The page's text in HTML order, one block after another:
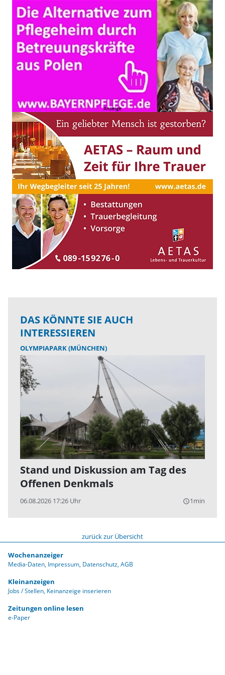
DAS KÖNNTE SIE AUCH
INTERESSIEREN
OLYMPIAPARK (MÜNCHEN)
Stand und Diskussion am Tag des
Offenen Denkmals
06.08.2026 17:26 Uhr query_builder1min
zurück zur Übersicht
Wochenanzeiger
Media-Daten Impressum Datenschutz AGB
Kleinanzeigen
Jobs / Stellen Keinanzeige inserieren
Zeitungen online lesen
e-Paper